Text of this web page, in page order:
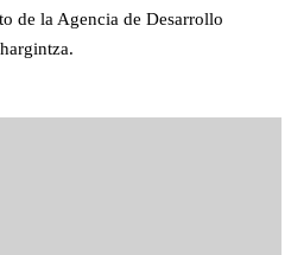
de la Agencia de Desarrollo